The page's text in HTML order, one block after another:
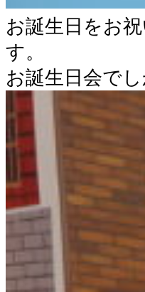
お誕生日をお
す。
お誕生日会で